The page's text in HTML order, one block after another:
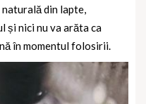
din lapte,
și nici nu va arăta ca
în momentul folosirii.